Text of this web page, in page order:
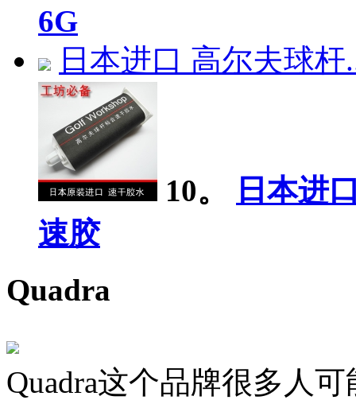
6G
日本进口 高尔夫球杆
10。
日本进
速胶
Quadra
Quadra这个品牌很多人